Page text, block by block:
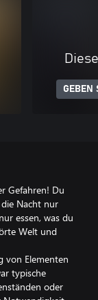
GEBEN
Gefahren! Du
Nacht nur
essen, was du
Welt und
von Elementen
typische
oder